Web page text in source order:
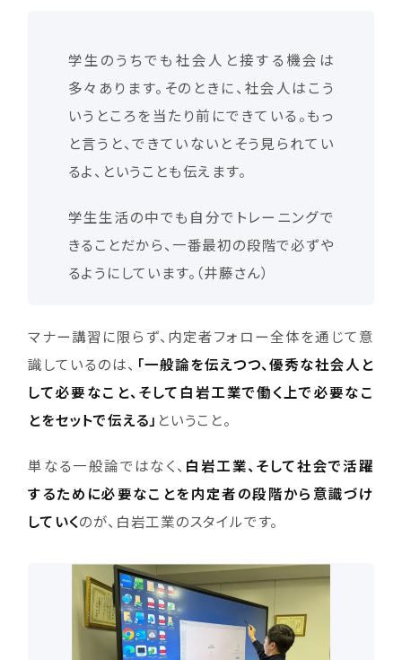
学生のうちでも社会人と接する機会は
多々あります。そのときに、社会人はこう
いうところを当たり前にできている。もっ
と言うと、できていないとそう見られてい
るよ、ということも伝えます。
学生生活の中でも自分でトレーニングで
きることだから、一番最初の段階で必ずや
るようにしています。（井藤さん）
マナー講習に限らず、内定者フォロー全体を通じて意
識しているのは、 「一般論を伝えつつ、優秀な社会人と
して必要なこと、そして白岩工業で働く上で必要なこ
とをセットで伝える」 ということ。
単なる一般論ではなく、 白岩工業、そして社会で活躍
するために必要なことを内定者の段階から意識づけ
していくのが、白岩工業のスタイルです。